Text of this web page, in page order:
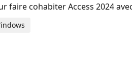
faire cohabiter Access 2024